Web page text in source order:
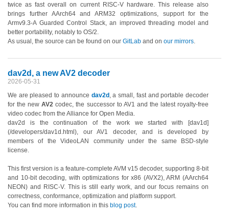
twice as fast overall on current RISC-V hardware. This release also
brings further AArch64 and ARM32 optimizations, support for the
Armv9.3-A Guarded Control Stack, an improved threading model and
better portability, notably to OS/2.
As usual, the source can be found on our GitLab and on our mirrors.
dav2d, a new AV2 decoder
2026-05-31
We are pleased to announce dav2d , a small, fast and portable decoder
for the newAV2 codec, the successor to AV1 and the latest royalty-free
video codec from the Alliance for Open Media.
dav2d is the continuation of the work we started with [dav1d]
(/developers/dav1d.html), our AV1 decoder, and is developed by
members of the VideoLAN community under the same BSD-style
license.
This first version is a feature-complete AVM v15 decoder, supporting 8-bit
and 10-bit decoding, with optimizations for x86 (AVX2), ARM (AArch64
NEON) and RISC-V. This is still early work, and our focus remains on
correctness, conformance, optimization and platform support.
You can find more information in this blog post.